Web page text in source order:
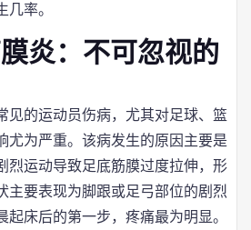
率。
炎：不可忽视的
见的运动员伤病，尤其对足球、篮
尤为严重。该病发生的原因主要是
烈运动导致足底筋膜过度拉伸，形
主要表现为脚跟或足弓部位的剧烈
起床后的第一步，疼痛最为明显。